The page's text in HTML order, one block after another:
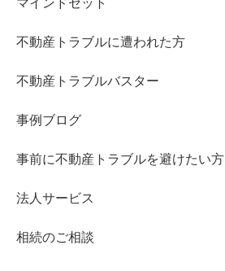
マインドセット
不動産トラブルに遭われた方
不動産トラブルバスター
事例ブログ
事前に不動産トラブルを避けたい方
法人サービス
相続のご相談